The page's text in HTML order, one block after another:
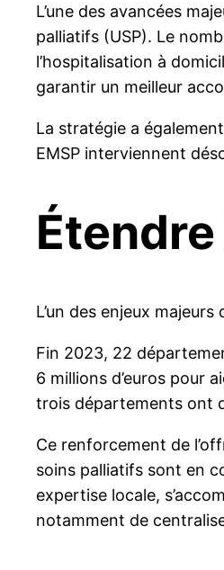
L’une des avancées
palliatifs (USP). Le
l’hospitalisation à
garantir un meilleur
La stratégie a
EMSP interviennent
L’un des enjeux
Fin 2023, 22
6 millions d’euros pour
trois départements ont
Ce renforcement de
soins palliatifs sont en
expertise locale,
notamment de